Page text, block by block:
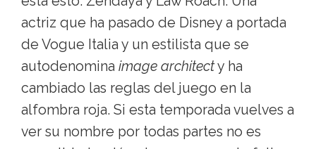
actriz que ha pasado de Disney a portada
de Vogue Italia y un estilista que se
autodenomina image architecty ha
cambiado las reglas del juego en la
alfombra roja. Si esta temporada vuelves a
ver su nombre por todas partes no es